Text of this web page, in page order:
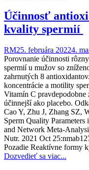
Účinnosť
kvality spermií
RM25. februára 20224.
Porovnanie účinnosti
spermií u mužov so
zahrnutých 8
koncentrácie a motility
Vitamín C
účinnejší ako placebo.
Cao Y, Zhu J, Zhang SZ,
Sperm Quality
and Network Meta-
Nutr. 2021 Oct
Pozadie Reaktívne formy
Dozvedieť sa viac...